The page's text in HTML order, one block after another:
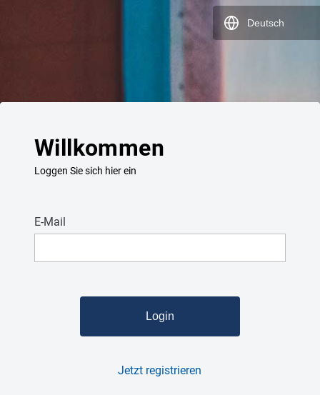
Willkommen
Loggen Sie sich hier ein
E-Mail
Jetzt registrieren
Deutsch